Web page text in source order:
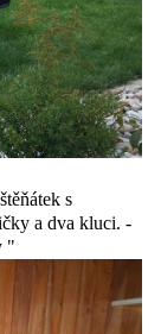
s
a dva kluci. -
"